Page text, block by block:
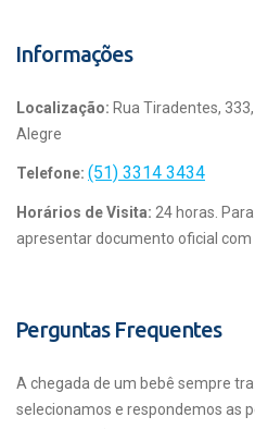
Informações
Localização: Rua Tiradentes,
Alegre
Telefone: (51) 3314 3434
Horários de Visita: 24 horas.
apresentar documento oficial com
Perguntas Frequentes
A chegada de um bebê sempre
selecionamos e respondemos as